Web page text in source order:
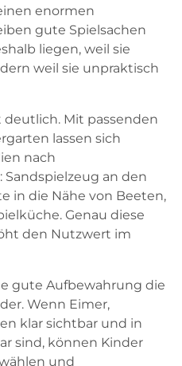
enormen
gute Spielsachen
liegen, weil sie
weil sie unpraktisch
Mit passenden
lassen sich
nach
an den
in die Nähe von Beeten,
Genau diese
den Nutzwert im
gute Aufbewahrung die
Wenn Eimer,
klar sichtbar und in
sind, können Kinder
und